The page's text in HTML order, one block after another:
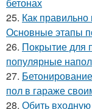
25. Как
Основные этапы
26. Покрытие для
популярные
27.
пол в гараже
28. Обить